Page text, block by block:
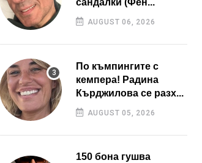
сандалки (Фен...
AUGUST 06, 2026
По къмпингите с
кемпера! Радина
Кърджилова се разх...
AUGUST 05, 2026
150 бона гушва